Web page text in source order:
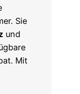
Sie
und
Mit